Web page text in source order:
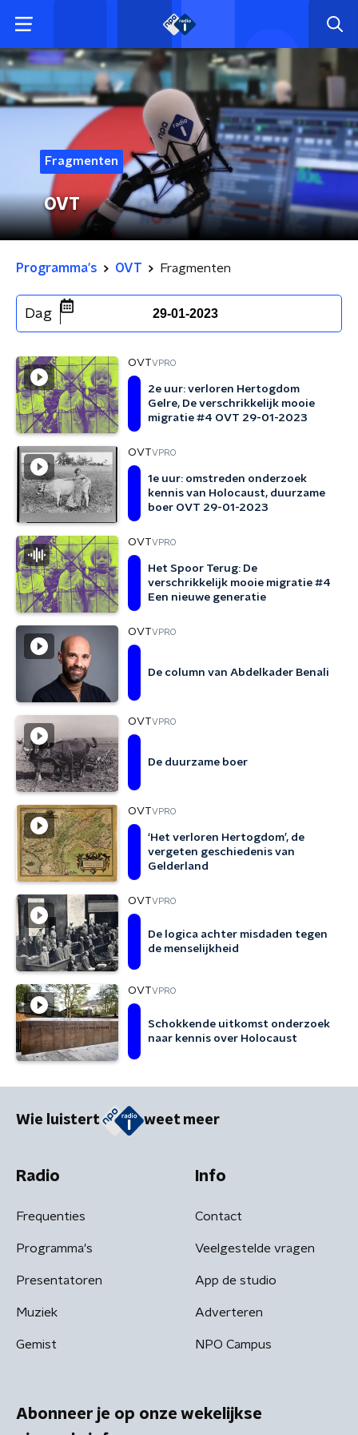
Fragmenten
OVT
Programma's OVT Fragmenten
Dag 29-01-2023
OVTVPRO
2e uur: verloren Hertogdom
Gelre, De verschrikkelijk mooie
migratie #4 OVT 29-01-2023
OVTVPRO
1e uur: omstreden onderzoek
kennis van Holocaust, duurzame
boer OVT 29-01-2023
OVTVPRO
Het Spoor Terug: De
verschrikkelijk mooie migratie #4
Een nieuwe generatie
OVTVPRO
De column van Abdelkader Benali
OVTVPRO
De duurzame boer
OVTVPRO
‘Het verloren Hertogdom’, de
vergeten geschiedenis van
Gelderland
OVTVPRO
De logica achter misdaden tegen
de menselijkheid
OVTVPRO
Schokkende uitkomst onderzoek
naar kennis over Holocaust
Wie luistert weet meer
Radio
Frequenties
Programma's
Presentatoren
Muziek
Gemist
Info
Contact
Veelgestelde vragen
App de studio
Adverteren
NPO Campus
Abonneer je op onze wekelijkse